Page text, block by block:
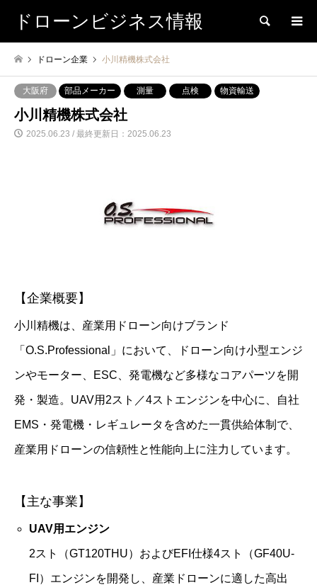
ドローンビジネス情報 検索
ドローン企業 小川精機株式会社
大阪府 部品メーカー 測量 点検 物資輸送
小川精機株式会社
2025.06.23 / 最終更新日：2025.06.23
【企業概要】
小川精機は、産業用ドローン向けブランド
「O.S.Professional」において、ドローン向け小型エンジ
ンやモーター、ESC、発電機など多様なコアパーツを開
発・製造。UAV用2スト／4ストエンジンを中心に、自社
EMS・発電機・レギュレータを含めた一貫供給体制で、
産業用ドローンの信頼性と性能向上に注力しています。
【主な事業】
UAV用エンジン
2スト（GT120THU）およびEFI仕様4スト（GF40U-
FI）エンジンを開発し、産業ドローンに適した高出